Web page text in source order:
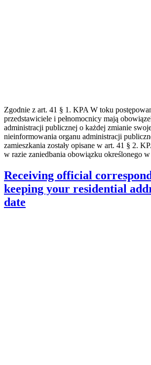
Zgodnie z art. 41 § 1. KPA W toku
przedstawiciele i pełnomocnicy mają
administracji publicznej o każdej zmianie
nieinformowania organu administracji
zamieszkania zostały opisane w art. 41 § 2.
w razie zaniedbania obowiązku określonego
Receiving official
keeping your residential
date